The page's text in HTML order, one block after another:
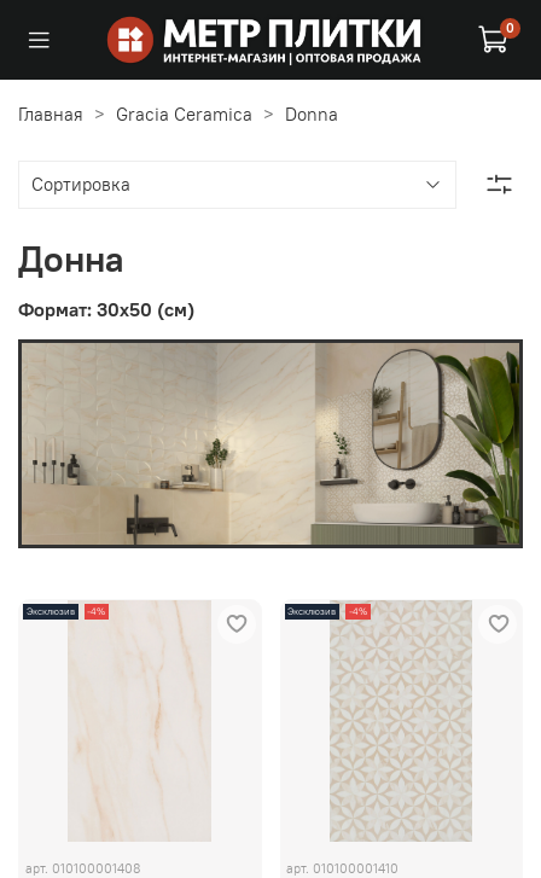
0
Главная Gracia Ceramica Donna
Донна
Формат: 30x50 (см)
Эксклюзив -4%
арт. 010100001408
Эксклюзив -4%
арт. 010100001410